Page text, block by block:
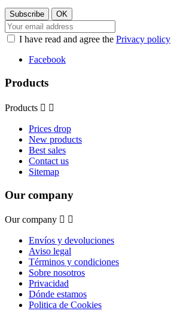
I have read and agree the Privacy policy
Facebook
Products
Products  
Prices drop
New products
Best sales
Contact us
Sitemap
Our company
Our company  
Envíos y devoluciones
Aviso legal
Términos y condiciones
Sobre nosotros
Privacidad
Dónde estamos
Politica de Cookies